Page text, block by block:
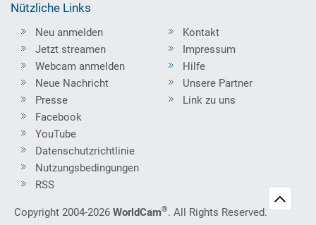
Nützliche Links
Neu anmelden
Jetzt streamen
Webcam anmelden
Neue Nachricht
Presse
Kontakt
Impressum
Hilfe
Unsere Partner
Link zu uns
Facebook
YouTube
Datenschutzrichtlinie
Nutzungsbedingungen
RSS
Copyright 2004-2026 WorldCam®. All Rights Reserved.